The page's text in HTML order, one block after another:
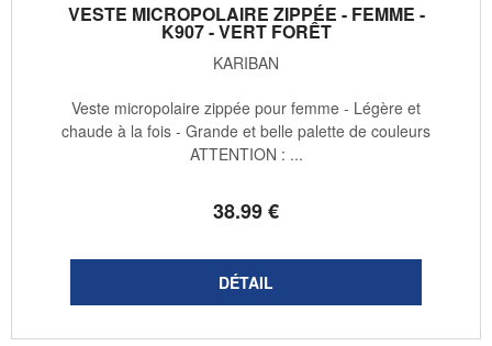
VESTE MICROPOLAIRE ZIPPÉE - FEMME -
K907 - VERT FORÊT
KARIBAN
38.99€
Veste micropolaire zippée pour femme - Légère et
chaude à la fois - Grande et belle palette de couleurs
ATTENTION : ...